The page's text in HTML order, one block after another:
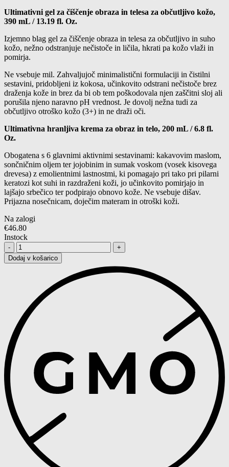
Ultimativni gel za čiščenje obraza in telesa za občutljivo kožo,
390 mL / 13.19 fl. Oz.
Izjemno blag gel za čiščenje obraza in telesa za občutljivo in suho
kožo, nežno odstranjuje nečistoče in ličila, hkrati pa kožo vlaži in
pomirja.
Ne vsebuje mil. Zahvaljujoč minimalistični formulaciji in čistilni
sestavini, pridobljeni iz kokosa, učinkovito odstrani nečistoče brez
draženja kože in brez da bi ob tem poškodovala njen zaščitni sloj ali
porušila njeno naravno pH vrednost. Je dovolj nežna tudi za
občutljivo otroško kožo (3+) in ne draži oči.
Ultimativna hranljiva krema za obraz in telo, 200 mL / 6.8 fl.
Oz.
Obogatena s 6 glavnimi aktivnimi sestavinami: kakavovim maslom,
sončničnim oljem ter jojobinim in sumak voskom (vosek kisovega
drevesa) z emolientnimi lastnostmi, ki pomagajo pri tako pri pilarni
keratozi kot suhi in razdraženi koži, jo učinkovito pomirjajo in
lajšajo srbečico ter podpirajo obnovo kože. Ne vsebuje dišav.
Prijazna nosečnicam, doječim materam in otroški koži.
Na zalogi
€46.80
Instock
Količina:
Dodaj v košarico